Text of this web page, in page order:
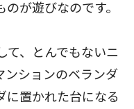
が遊びなのです。
、とんでもないニ
ンションのベランダ
に置かれた台になる